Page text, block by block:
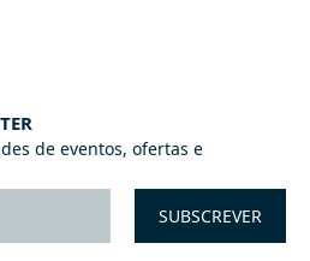
de eventos, ofertas e